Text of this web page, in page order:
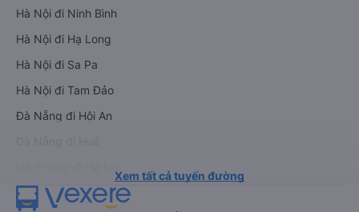
Hà Nội đi Ninh Bình
Hà Nội đi Hạ Long
Hà Nội đi Sa Pa
Hà Nội đi Tam Đảo
Đà Nẵng đi Hội An
Xem tất cả tuyến đường